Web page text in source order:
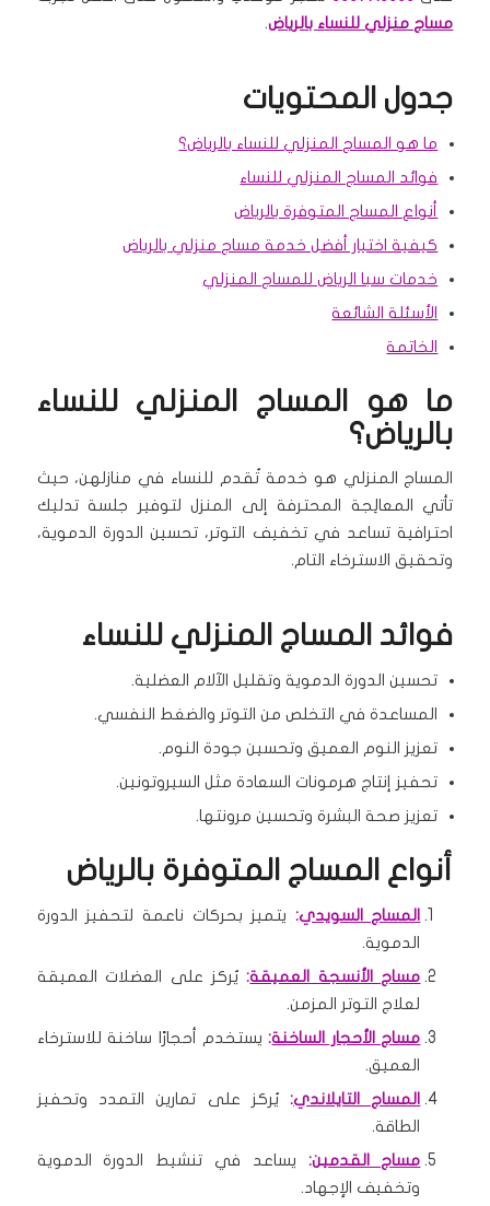
مساج منزلي للنساء بالرياض.
جدول المحتويات
ما هو المساج المنزلي للنساء بالرياض؟
فوائد المساج المنزلي للنساء
أنواع المساج المتوفرة بالرياض
كيفية اختيار أفضل خدمة مساج منزلي بالرياض
خدمات سبا الرياض للمساج المنزلي
الأسئلة الشائعة
الخاتمة
ما هو المساج المنزلي للنساء
بالرياض؟
المساج المنزلي هو خدمة تُقدم للنساء في منازلهن، حيث
تأتي المعالِجة المحترفة إلى المنزل لتوفير جلسة تدليك
احترافية تساعد في تخفيف التوتر، تحسين الدورة الدموية،
وتحقيق الاسترخاء التام.
فوائد المساج المنزلي للنساء
تحسين الدورة الدموية وتقليل الآلام العضلية.
المساعدة في التخلص من التوتر والضغط النفسي.
تعزيز النوم العميق وتحسين جودة النوم.
تحفيز إنتاج هرمونات السعادة مثل السيروتونين.
تعزيز صحة البشرة وتحسين مرونتها.
أنواع المساج المتوفرة بالرياض
المساج السويدي: يتميز بحركات ناعمة لتحفيز الدورة
الدموية.
مساج الأنسجة العميقة:يُركز على العضلات العميقة
لعلاج التوتر المزمن.
مساج الأحجار الساخنة:يستخدم أحجارًا ساخنة للاسترخاء
العميق.
المساج التايلاندي:يُركز على تمارين التمدد وتحفيز
الطاقة.
مساج القدمين: يساعد في تنشيط الدورة الدموية
وتخفيف الإجهاد.